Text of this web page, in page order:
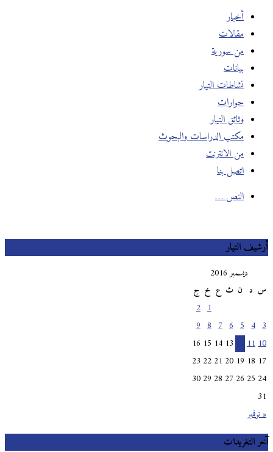
أخبار
مقالات
من سورية
بيانات
نشاطات التيار
حوارات
وثائق التيار
مكتب الدراسات والبحوث
من الانترنت
اتصل بنا
النص …
أرشيف التيار
ديسمبر 2016
س
ث خ ج
« نوفمبر
10
11
12
13
14
15
16
17
18
19
20
21
22
23
24
25
26
27
28
29
30
31
آخر التغريدات